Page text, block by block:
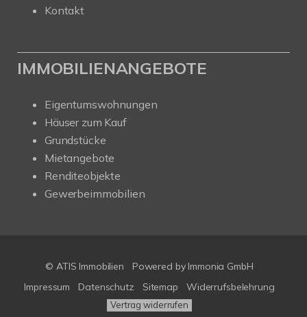
Kontakt
IMMOBILIENANGEBOTE
Eigentumswohnungen
Häuser zum Kauf
Grundstücke
Mietangebote
Renditeobjekte
Gewerbeimmobilien
© ATIS Immobilien Powered by Immonia GmbH
Impressum
Datenschutz Sitemap Widerrufsbelehrung
Vertrag widerrufen